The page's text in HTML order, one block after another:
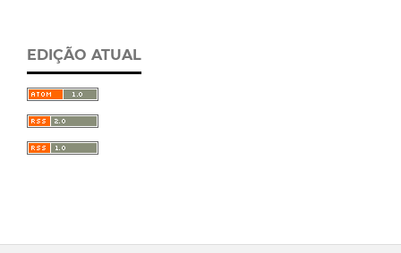
EDIÇÃO ATUAL